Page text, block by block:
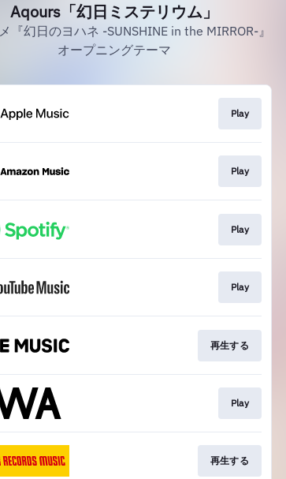
Aqours「幻日ミステリウム」
『幻日のヨハネ -SUNSHINE in the MIRROR-』
オープニングテーマ
Play
Play
Play
Play
再生する
Play
再生する